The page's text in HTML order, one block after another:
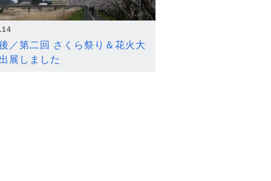
／第二回 さくら祭り＆花火大
展しました